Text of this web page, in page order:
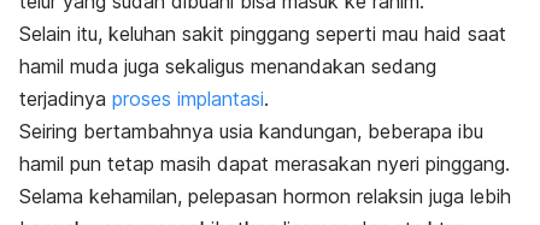
Selain itu, keluhan sakit pinggang seperti mau haid saat
hamil muda juga sekaligus menandakan sedang
terjadinya proses implantasi.
Seiring bertambahnya usia kandungan, beberapa ibu
hamil pun tetap masih dapat merasakan nyeri pinggang.
Selama kehamilan, pelepasan hormon relaksin juga lebih